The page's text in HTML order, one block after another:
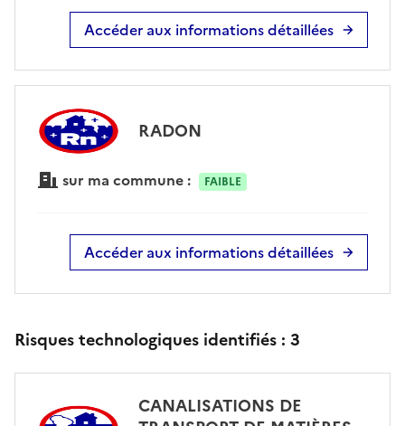
Accéder aux informations détaillées
RADON
sur ma commune : FAIBLE
Accéder aux informations détaillées
Risques technologiques identifiés : 3
CANALISATIONS DE